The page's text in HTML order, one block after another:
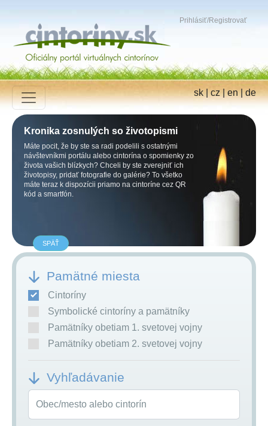
Prihlásiť/Registrovať
sk|cz|en|de
Kronika zosnulých so životopismi
Máte pocit, že by ste sa radi podelili s ostatnými
návštevníkmi portálu alebo cintorína o spomienky zo
života vašich blízkych? Chceli by ste zverejniť ich
životopisy, pridať fotografie do galérie? To všetko
máte teraz k dispozícii priamo na cintoríne cez QR
kód a smartfón.
SPÄŤ
Pamätné miesta
Cintoríny
Symbolické cintoríny a pamätníky
Pamätníky obetiam 1. svetovej vojny
Pamätníky obetiam 2. svetovej vojny
Vyhľadávanie
Obec/mesto alebo cintorín